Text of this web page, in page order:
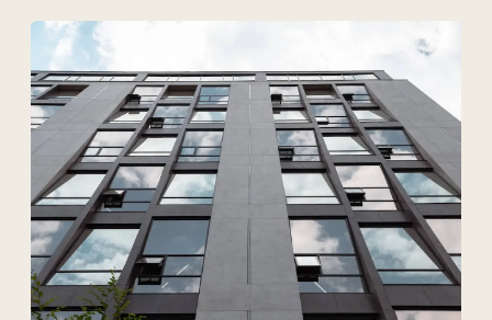
ТОО Техновид
Плюс
БИН 050440001556
Технологии и материалы
Услуги
Проекты
Решения
Контакты